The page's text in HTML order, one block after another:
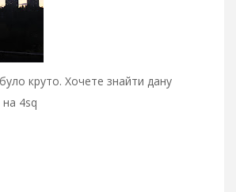
круто. Хочете знайти дану
4sq